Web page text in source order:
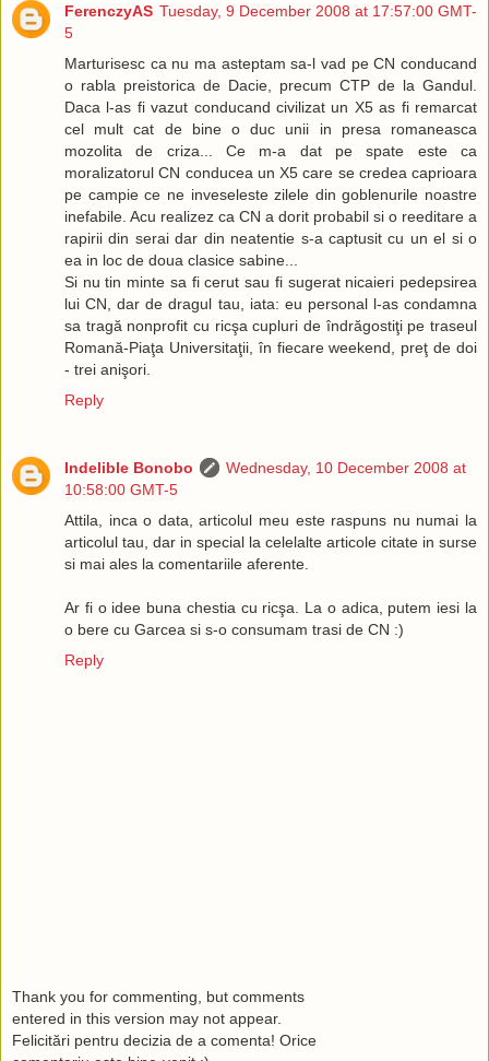
FerenczyAS Tuesday, 9 December 2008 at 17:57:00 GMT-
5
Marturisesc ca nu ma asteptam sa-l vad pe CN conducand
o rabla preistorica de Dacie, precum CTP de la Gandul.
Daca l-as fi vazut conducand civilizat un X5 as fi remarcat
cel mult cat de bine o duc unii in presa romaneasca
mozolita de criza... Ce m-a dat pe spate este ca
moralizatorul CN conducea un X5 care se credea caprioara
pe campie ce ne inveseleste zilele din goblenurile noastre
inefabile. Acu realizez ca CN a dorit probabil si o reeditare a
rapirii din serai dar din neatentie s-a captusit cu un el si o
ea in loc de doua clasice sabine...
Si nu tin minte sa fi cerut sau fi sugerat nicaieri pedepsirea
lui CN, dar de dragul tau, iata: eu personal l-as condamna
sa tragă nonprofit cu ricşa cupluri de îndrăgostiţi pe traseul
Romană-Piaţa Universitaţii, în fiecare weekend, preţ de doi
- trei anişori.
Reply
Indelible Bonobo
Wednesday, 10 December 2008 at
10:58:00 GMT-5
Attila, inca o data, articolul meu este raspuns nu numai la
articolul tau, dar in special la celelalte articole citate in surse
si mai ales la comentariile aferente.
Ar fi o idee buna chestia cu ricşa. La o adica, putem iesi la
o bere cu Garcea si s-o consumam trasi de CN :)
Reply
Thank you for commenting, but comments
entered in this version may not appear.
Felicitări pentru decizia de a comenta! Orice